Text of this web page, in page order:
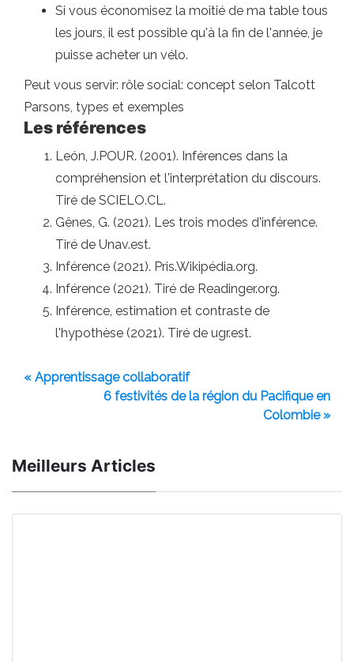
Si vous économisez la moitié de ma table tous
les jours, il est possible qu'à la fin de l'année, je
puisse acheter un vélo.
Peut vous servir: rôle social: concept selon Talcott
Parsons, types et exemples
Les références
León, J.POUR. (2001). Inférences dans la
compréhension et l'interprétation du discours.
Tiré de SCIELO.CL.
Gênes, G. (2021). Les trois modes d'inférence.
Tiré de Unav.est.
Inférence (2021). Pris.Wikipédia.org.
Inférence (2021). Tiré de Readinger.org.
Inférence, estimation et contraste de
l'hypothèse (2021). Tiré de ugr.est.
« Apprentissage collaboratif
6 festivités de la région du Pacifique en
Colombie »
Meilleurs Articles